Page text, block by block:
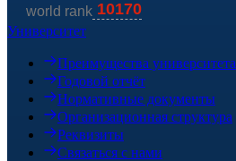
Университет
Преимущества университета
Годовой отчёт
Нормативные документы
Организационная структура
Реквизиты
Связаться с нами